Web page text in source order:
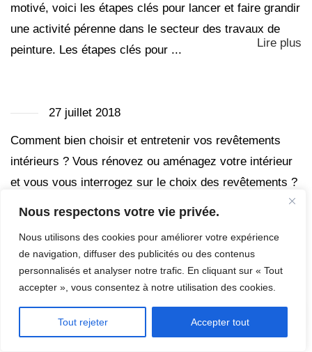
Nous respectons votre vie privée.
Nous utilisons des cookies pour améliorer votre expérience
de navigation, diffuser des publicités ou des contenus
personnalisés et analyser notre trafic. En cliquant sur « Tout
accepter », vous consentez à notre utilisation des cookies.
Tout rejeter Accepter tout
motivé, voici les étapes clés pour lancer et faire grandir
une activité pérenne dans le secteur des travaux de
peinture. Les étapes clés pour ...
Lire plus
27 juillet 2018
Comment bien choisir et entretenir vos revêtements
intérieurs ? Vous rénovez ou aménagez votre intérieur
et vous vous interrogez sur le choix des revêtements ?
Qu’il s’agisse des murs, des sols ou des plafonds, bien
esthétisme, confort et durabilité. Voici nos conseils
pour sélectionner les bons matériaux et assurer leur
entretien sur le lo...
🏠 💡 Un projet en tête ?